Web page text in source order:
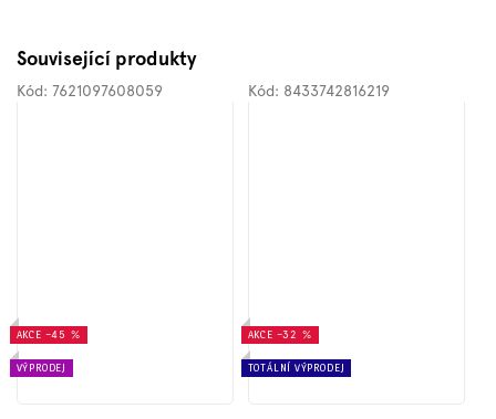
Související produkty
AKCE –45 %
VÝPRODEJ
Kód: 7621097608059
AKCE –32 %
TOTÁLNÍ VÝPRODEJ
Kód: 8433742816219